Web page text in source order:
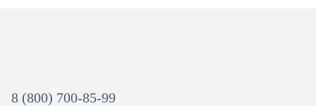
8 (800) 700-85-99